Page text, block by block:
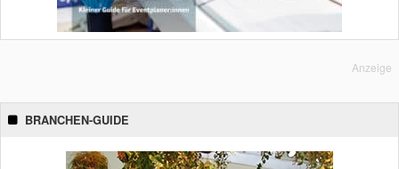
Anzeige
BRANCHEN-GUIDE